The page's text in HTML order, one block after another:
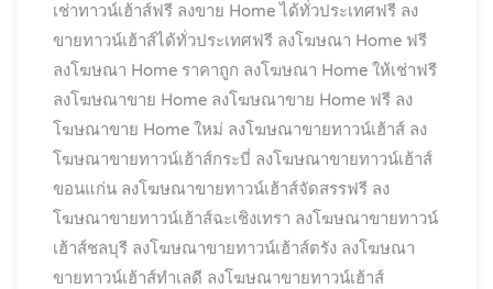
เช่าทาวน์เฮ้าส์ฟรี ลงขาย Home ได้ทั่วประเทศฟรี ลง
ขายทาวน์เฮ้าส์ได้ทั่วประเทศฟรี ลงโฆษณา Home ฟรี
ลงโฆษณา Home ราคาถูก ลงโฆษณา Home ให้เช่าฟรี
ลงโฆษณาขาย Home ลงโฆษณาขาย Home ฟรี ลง
โฆษณาขาย Home ใหม่ ลงโฆษณาขายทาวน์เฮ้าส์ ลง
โฆษณาขายทาวน์เฮ้าส์กระบี่ ลงโฆษณาขายทาวน์เฮ้าส์
ขอนแก่น ลงโฆษณาขายทาวน์เฮ้าส์จัดสรรฟรี ลง
โฆษณาขายทาวน์เฮ้าส์ฉะเชิงเทรา ลงโฆษณาขายทาวน์
เฮ้าส์ชลบุรี ลงโฆษณาขายทาวน์เฮ้าส์ตรัง ลงโฆษณา
ขายทาวน์เฮ้าส์ทำเลดี ลงโฆษณาขายทาวน์เฮ้าส์